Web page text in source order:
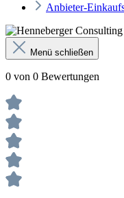
Anbieter-
Menü schließen
0 von 0 Bewertungen